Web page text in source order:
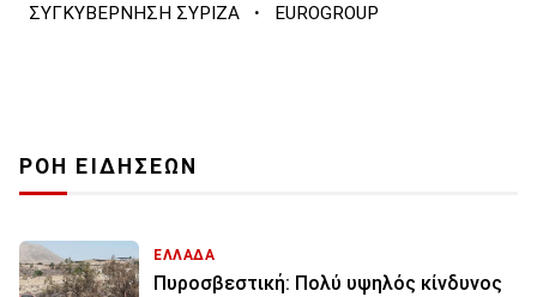
ΣΥΓΚΥΒΕΡΝΗΣΗ ΣΥΡΙΖΑ · EUROGROUP
ΡΟΗ ΕΙΔΗΣΕΩΝ
ΕΛΛΑΔΑ
Πυροσβεστική: Πολύ υψηλός κίνδυνος